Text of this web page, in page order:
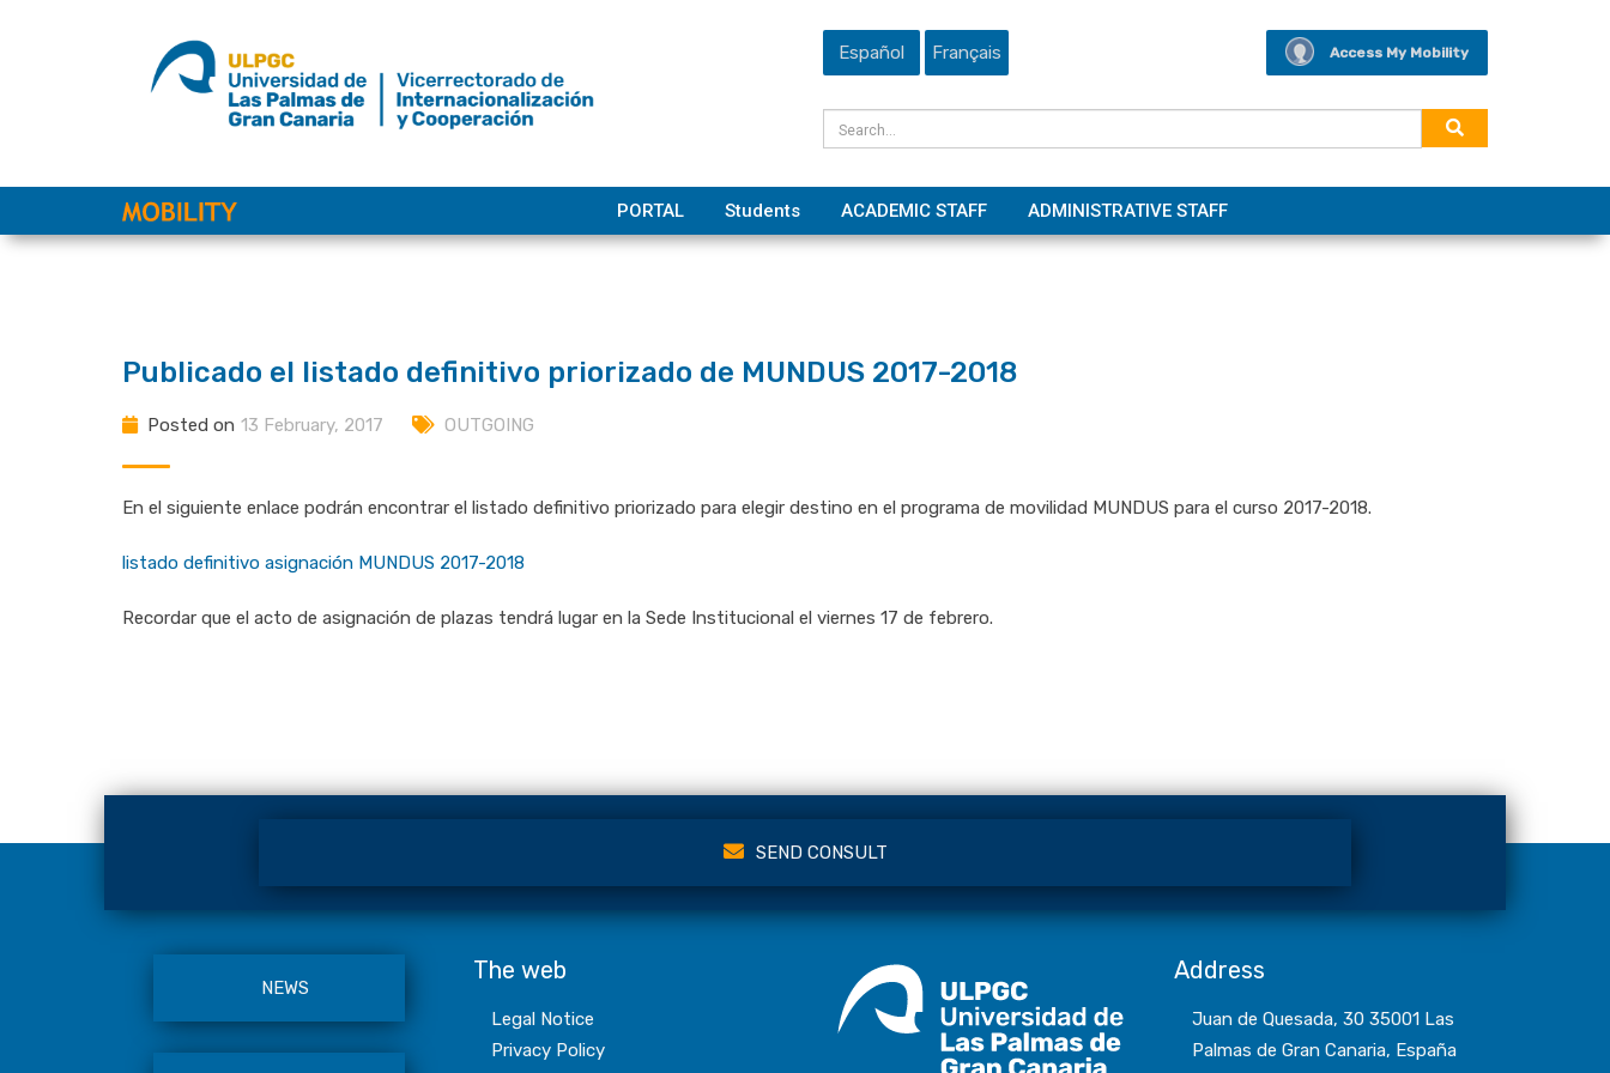
Español Français Access My Mobility
PORTAL Students ACADEMIC STAFF ADMINISTRATIVE STAFF
Publicado el listado definitivo priorizado de MUNDUS 2017-2018
Posted on 13 February, 2017 OUTGOING
En el siguiente enlace podrán encontrar el listado definitivo priorizado para elegir destino en el programa de movilidad MUNDUS para el curso 2017-2018.
listado definitivo asignación MUNDUS 2017-2018
Recordar que el acto de asignación de plazas tendrá lugar en la Sede Institucional el viernes 17 de febrero.
SEND CONSULT
NEWS
The web
Legal Notice
Privacy Policy
Address
Juan de Quesada, 30 35001 Las
Palmas de Gran Canaria, España